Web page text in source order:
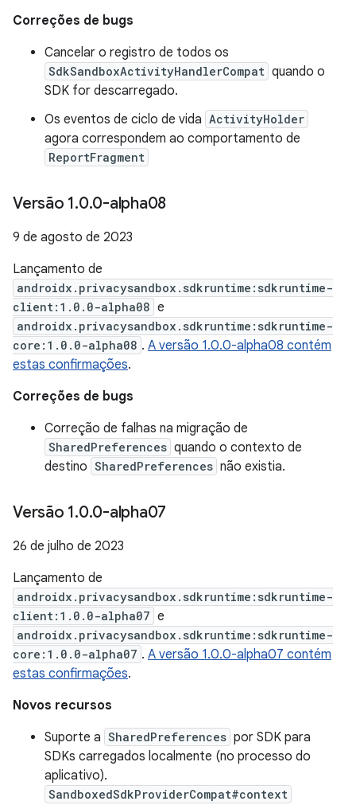
Correções de bugs
Cancelar o registro de todos os
SdkSandboxActivityHandlerCompat quando o
SDK for descarregado.
Os eventos de ciclo de vida ActivityHolder
agora correspondem ao comportamento de
ReportFragment
Versão 1.0.0-alpha08
9 de agosto de 2023
Lançamento de
androidx.privacysandbox.sdkruntime:sdkruntime-
client:1.0.0-alpha08 e
androidx.privacysandbox.sdkruntime:sdkruntime-
core:1.0.0-alpha08 . A versão 1.0.0-alpha08 contém
estas confirmações.
Correções de bugs
Correção de falhas na migração de
SharedPreferences quando o contexto de
destino SharedPreferences não existia.
Versão 1.0.0-alpha07
26 de julho de 2023
Lançamento de
androidx.privacysandbox.sdkruntime:sdkruntime-
client:1.0.0-alpha07 e
androidx.privacysandbox.sdkruntime:sdkruntime-
core:1.0.0-alpha07 . A versão 1.0.0-alpha07 contém
estas confirmações.
Novos recursos
Suporte a SharedPreferences por SDK para
SDKs carregados localmente (no processo do
aplicativo).
SandboxedSdkProviderCompat#context